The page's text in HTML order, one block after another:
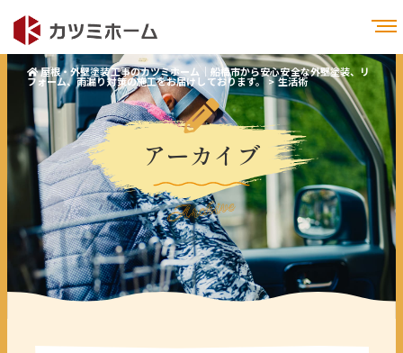
屋根・外壁塗装工事のカツミホーム｜船橋市から安心安全な外壁塗装、リ
フォーム、雨漏り対策の施工をお届けしております。>生活術
アーカイブ
Archive